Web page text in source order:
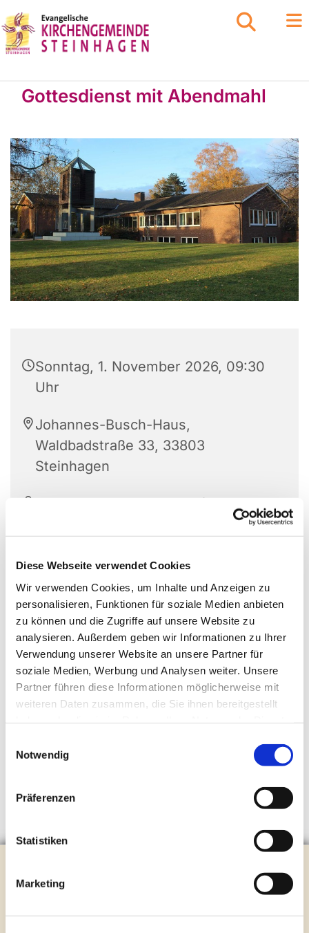
Diese Webseite verwendet Cookies
Wir verwenden Cookies, um Inhalte und Anzeigen zu
personalisieren, Funktionen für soziale Medien anbieten
zu können und die Zugriffe auf unsere Website zu
analysieren. Außerdem geben wir Informationen zu Ihrer
Verwendung unserer Website an unsere Partner für
soziale Medien, Werbung und Analysen weiter. Unsere
Partner führen diese Informationen möglicherweise mit
weiteren Daten zusammen, die Sie ihnen bereitgestellt
Notwendig
Präferenzen
Statistiken
Marketing
Gottesdienst mit Abendmahl
Sonntag, 1. November 2026, 09:30
Uhr
Johannes-Busch-Haus,
Waldbadstraße 33, 33803
Steinhagen
Diakonin Titia Krull und Pfarrerin
Brockhagener Straße 28 | 33803 Steinhagen
Mail:gemeindeamt@kirche-steinhagen.de